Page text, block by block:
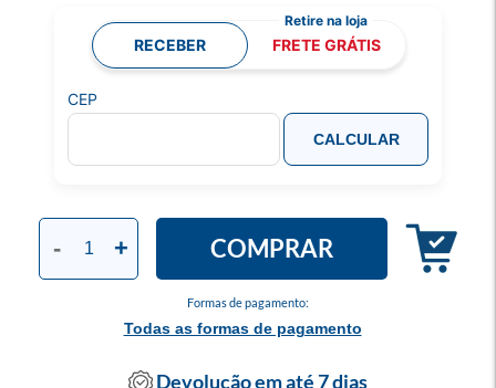
Formas de pagamento:
Todas as formas de pagamento
- + COMPRAR
RECEBER FRETE GRÁTIS
CEP
CALCULAR
Devolução em até 7 dias